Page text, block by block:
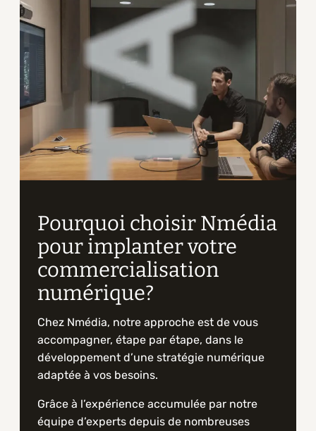
Pourquoi choisir Nmédia
pour implanter votre
commercialisation
numérique?
Chez Nmédia, notre approche est de vous
accompagner, étape par étape, dans le
développement d’une stratégie numérique
adaptée à vos besoins.
Grâce à l’expérience accumulée par notre
équipe d’experts depuis de nombreuses